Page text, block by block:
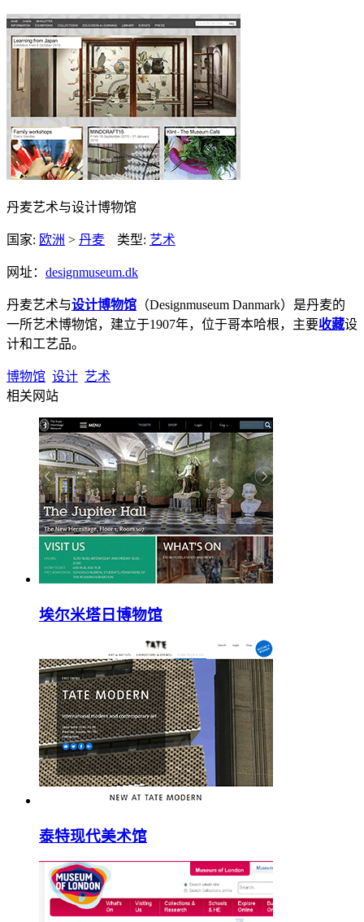
丹麦艺术与设计博物馆
国家: 欧洲 > 丹麦 类型: 艺术
网址： designmuseum.dk
丹麦艺术与设计博物馆 （Designmuseum Danmark）是丹麦的
一所艺术博物馆，建立于1907年，位于哥本哈根，主要收藏设
计和工艺品。
博物馆 设计 艺术
相关网站
埃尔米塔日博物馆
泰特现代美术馆